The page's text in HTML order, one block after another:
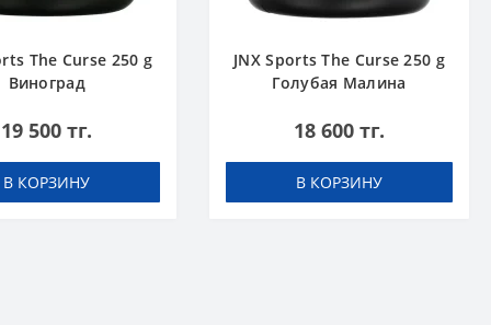
The Curse 250 g
Виноград
19 500 тг.
В КОРЗИНУ
JNX Sports The Curse 250 g
Голубая Малина
18 600 тг.
В КОРЗИНУ